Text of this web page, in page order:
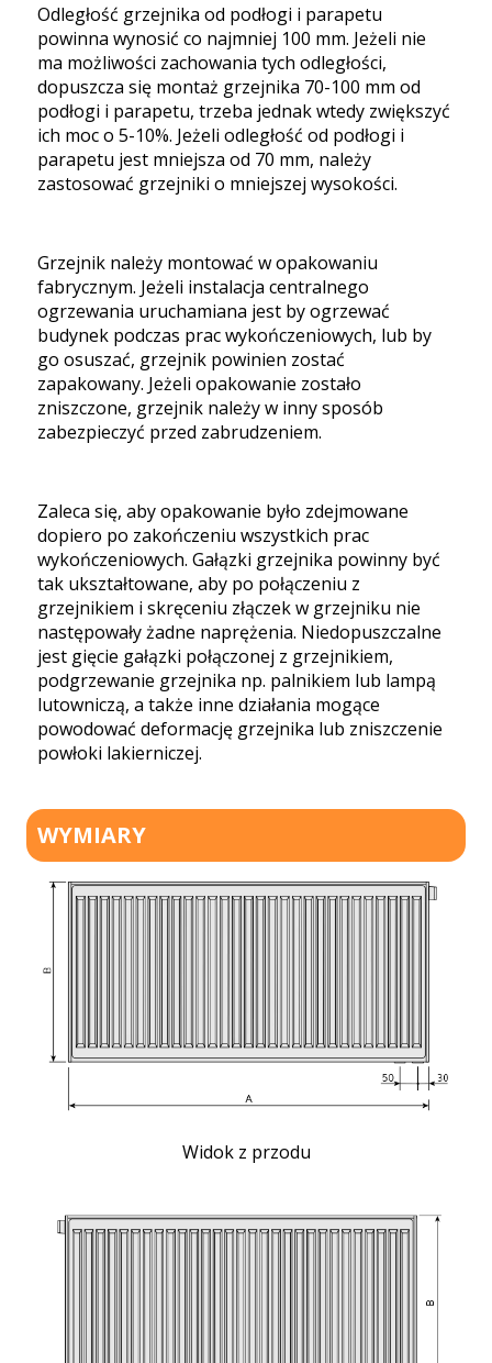
Odległość grzejnika od podłogi i parapetu
powinna wynosić co najmniej 100 mm. Jeżeli nie
ma możliwości zachowania tych odległości,
dopuszcza się montaż grzejnika 70-100 mm od
podłogi i parapetu, trzeba jednak wtedy zwiększyć
ich moc o 5-10%. Jeżeli odległość od podłogi i
parapetu jest mniejsza od 70 mm, należy
zastosować grzejniki o mniejszej wysokości.
Grzejnik należy montować w opakowaniu
fabrycznym. Jeżeli instalacja centralnego
ogrzewania uruchamiana jest by ogrzewać
budynek podczas prac wykończeniowych, lub by
go osuszać, grzejnik powinien zostać
zapakowany. Jeżeli opakowanie zostało
zniszczone, grzejnik należy w inny sposób
zabezpieczyć przed zabrudzeniem.
Zaleca się, aby opakowanie było zdejmowane
dopiero po zakończeniu wszystkich prac
wykończeniowych. Gałązki grzejnika powinny być
tak ukształtowane, aby po połączeniu z
grzejnikiem i skręceniu złączek w grzejniku nie
następowały żadne naprężenia. Niedopuszczalne
jest gięcie gałązki połączonej z grzejnikiem,
podgrzewanie grzejnika np. palnikiem lub lampą
lutowniczą, a także inne działania mogące
powodować deformację grzejnika lub zniszczenie
powłoki lakierniczej.
WYMIARY
Widok z przodu